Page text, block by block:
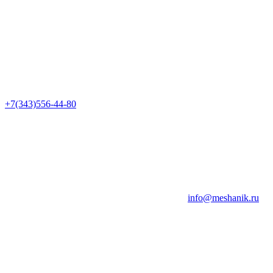
+7(343)556-44-80
info@meshanik.ru